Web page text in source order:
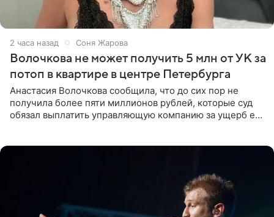
2 часа назад Соня Жарова
Волочкова не может получить 5 млн от УК за
потоп в квартире в центре Петербурга
Анастасия Волочкова сообщила, что до сих пор не
получила более пяти миллионов рублей, которые суд
обязал выплатить управляющую компанию за ущерб ее